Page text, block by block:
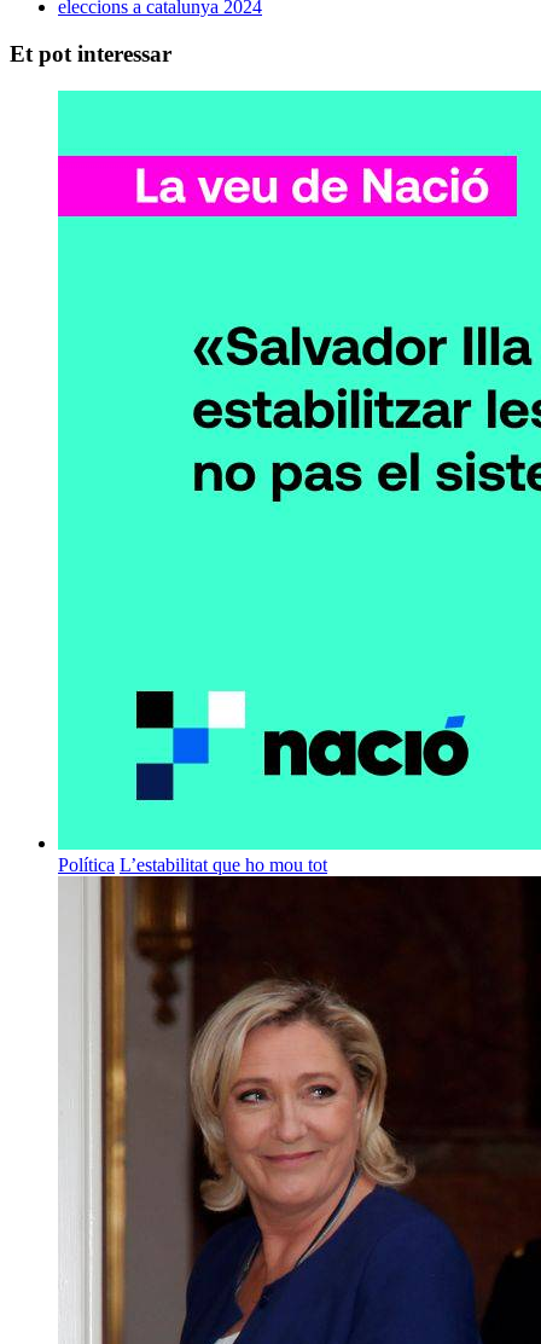
eleccions a catalunya 2024
Et pot interessar
Política L’estabilitat que ho mou tot